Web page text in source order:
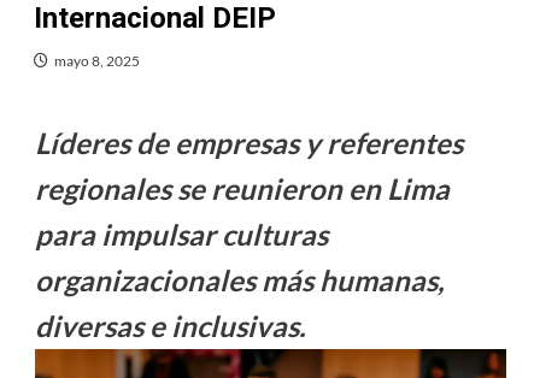
Internacional DEIP
mayo 8, 2025
Líderes de empresas y referentes
regionales se reunieron en Lima
para impulsar culturas
organizacionales más humanas,
diversas e inclusivas.